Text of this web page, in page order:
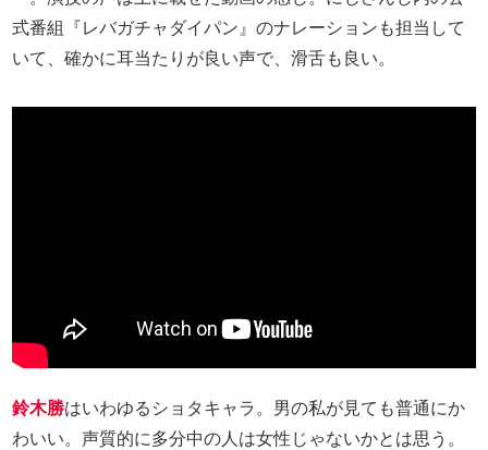
式番組『レバガチャダイパン』のナレーションも担当して
いて、確かに耳当たりが良い声で、滑舌も良い。
鈴木勝はいわゆるショタキャラ。男の私が見ても普通にか
わいい。声質的に多分中の人は女性じゃないかとは思う。